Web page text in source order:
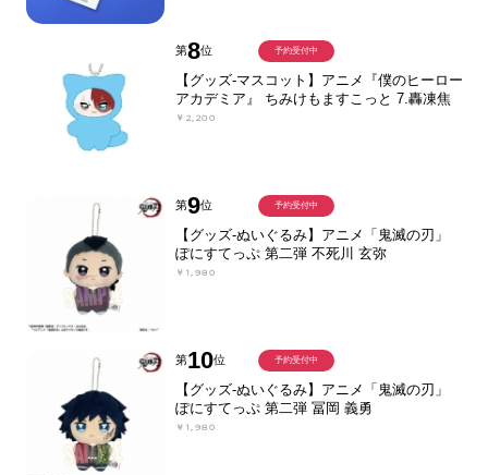
第8位
【グッズ-マスコット】アニメ『僕のヒーロー
アカデミア』 ちみけもますこっと 7.轟凍焦
￥2,200
予約受付中
第9位
【グッズ-ぬいぐるみ】アニメ「鬼滅の刃」
ぽにすてっぷ 第二弾 不死川 玄弥
￥1,980
予約受付中
第10位
【グッズ-ぬいぐるみ】アニメ「鬼滅の刃」
ぽにすてっぷ 第二弾 冨岡 義勇
￥1,980
予約受付中